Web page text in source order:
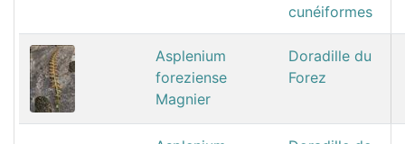
cunéiformes
Asplenium
foreziense
Magnier
Doradille du
Forez